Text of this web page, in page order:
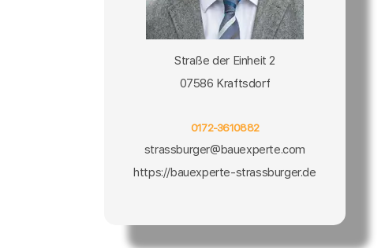
Straße der Einheit 2
07586 Kraftsdorf
0172-3610882
strassburger@bauexperte.com
https://bauexperte-strassburger.de